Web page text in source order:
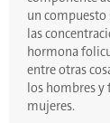
un compuesto
las
hormona
entre otras
los hombres y
mujeres.